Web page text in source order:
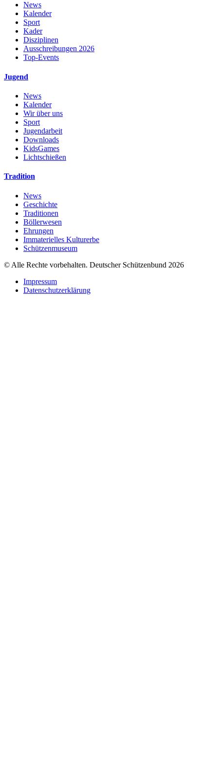
News
Kalender
Sport
Kader
Disziplinen
Ausschreibungen 2026
Top-Events
Jugend
News
Kalender
Wir über uns
Sport
Jugendarbeit
Downloads
KidsGames
Lichtschießen
Tradition
News
Geschichte
Traditionen
Böllerwesen
Ehrungen
Immaterielles Kulturerbe
Schützenmuseum
© Alle Rechte vorbehalten. Deutscher Schützenbund 2026
Impressum
Datenschutzerklärung